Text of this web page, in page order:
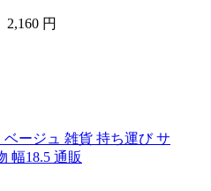
2,160 円